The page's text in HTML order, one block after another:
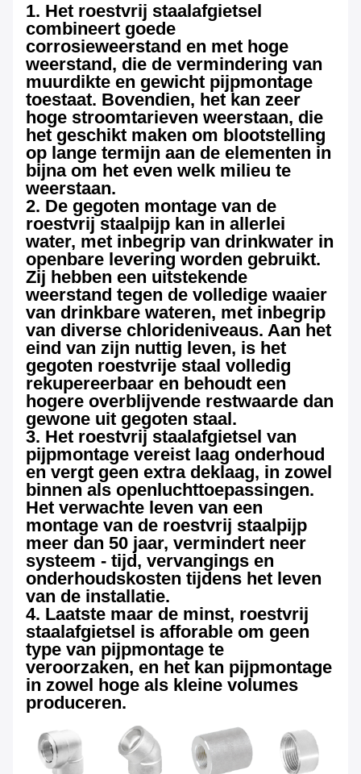
1. Het roestvrij staalafgietsel
combineert goede
corrosieweerstand en met hoge
weerstand, die de vermindering van
muurdikte en gewicht pijpmontage
toestaat. Bovendien, het kan zeer
hoge stroomtarieven weerstaan, die
het geschikt maken om blootstelling
op lange termijn aan de elementen in
bijna om het even welk milieu te
weerstaan.
2. De gegoten montage van de
roestvrij staalpijp kan in allerlei
water, met inbegrip van drinkwater in
openbare levering worden gebruikt.
Zij hebben een uitstekende
weerstand tegen de volledige waaier
van drinkbare wateren, met inbegrip
van diverse chlorideniveaus. Aan het
eind van zijn nuttig leven, is het
gegoten roestvrije staal volledig
rekupereerbaar en behoudt een
hogere overblijvende restwaarde dan
gewone uit gegoten staal.
3. Het roestvrij staalafgietsel van
pijpmontage vereist laag onderhoud
en vergt geen extra deklaag, in zowel
binnen als openluchttoepassingen.
Het verwachte leven van een
montage van de roestvrij staalpijp
meer dan 50 jaar, vermindert neer
systeem - tijd, vervangings en
onderhoudskosten tijdens het leven
van de installatie.
4. Laatste maar de minst, roestvrij
staalafgietsel is afforable om geen
type van pijpmontage te
veroorzaken, en het kan pijpmontage
in zowel hoge als kleine volumes
produceren.